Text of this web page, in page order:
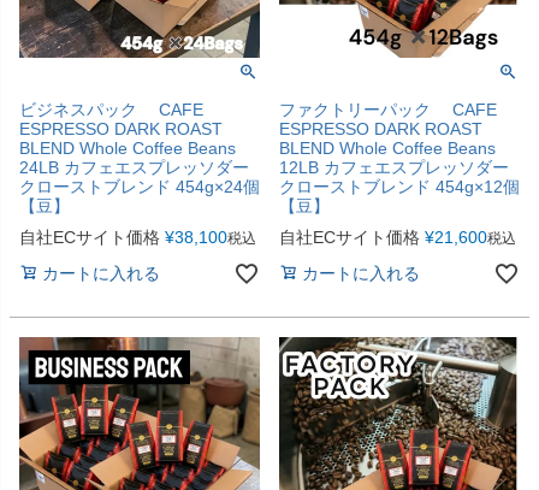
ビジネスパック CAFE
ESPRESSO DARK ROAST
BLEND Whole Coffee Beans
24LB カフェエスプレッソダー
クローストブレンド 454g×24個
【豆】
自社ECサイト価格 ¥38,100税込
カートに入れる
ファクトリーパック CAFE
ESPRESSO DARK ROAST
BLEND Whole Coffee Beans
12LB カフェエスプレッソダー
クローストブレンド 454g×12個
【豆】
自社ECサイト価格 ¥21,600税込
カートに入れる